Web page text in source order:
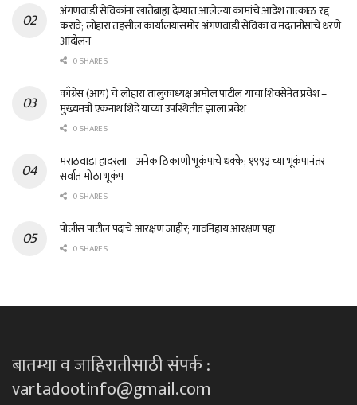
अंगणवाडी सेविकांना खातेबाह्य देण्यात आलेल्या कामांचे आदेश तात्काळ रद्द
करावे; लोहारा तहसील कार्यालयासमोर अंगणवाडी सेविका व मदतनीसांचे धरणे
आंदोलन
0 SHARES
काँग्रेस (आय) चे लोहारा तालुकाध्यक्ष अमोल पाटील यांचा शिवसेनेत प्रवेश –
मुख्यमंत्री एकनाथ शिंदे यांच्या उपस्थितीत झाला प्रवेश
0 SHARES
मराठवाडा हादरला – अनेक ठिकाणी भूकंपाचे धक्के; १९९३ च्या भूकंपानंतर
सर्वात मोठा भूकंप
0 SHARES
पोलीस पाटील पदाचे आरक्षण जाहीर; गावनिहाय आरक्षण पहा
0 SHARES
बातम्या व जाहिरातीसाठी संपर्क :
vartadootinfo@gmail.com